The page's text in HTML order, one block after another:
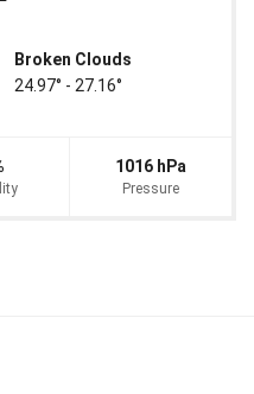
Broken Clouds
24.97° ‐ 27.16°
1016 hPa
Pressure